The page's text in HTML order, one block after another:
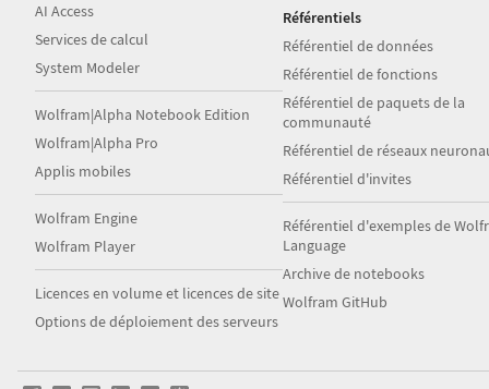
AI Access
Services de calcul
System Modeler
Wolfram|Alpha Notebook Edition
Wolfram|Alpha Pro
Applis mobiles
Wolfram Engine
Wolfram Player
Licences en volume et licences de site
Options de déploiement des serveurs
Référentiels
Référentiel de données
Référentiel de fonctions
Référentiel de paquets de la
communauté
Référentiel de réseaux
Référentiel d'invites
Référentiel d'exemples de
Language
Archive de notebooks
Wolfram GitHub